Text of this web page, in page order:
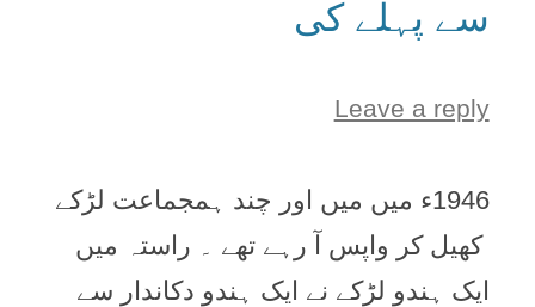
سے پہلے کی
Leave a reply
1946ء میں میں اور چند ہمجماعت لڑکے
کھیل کر واپس آ رہے تھے ۔ راستہ میں
ایک ہندو لڑکے نے ایک ہندو دکاندار سے